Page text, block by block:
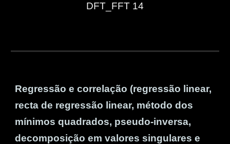
DFT_FFT 14
Regressão e correlação (regressão linear,
recta de regressão linear, método dos
mínimos quadrados, pseudo-inversa,
decomposição em valores singulares e